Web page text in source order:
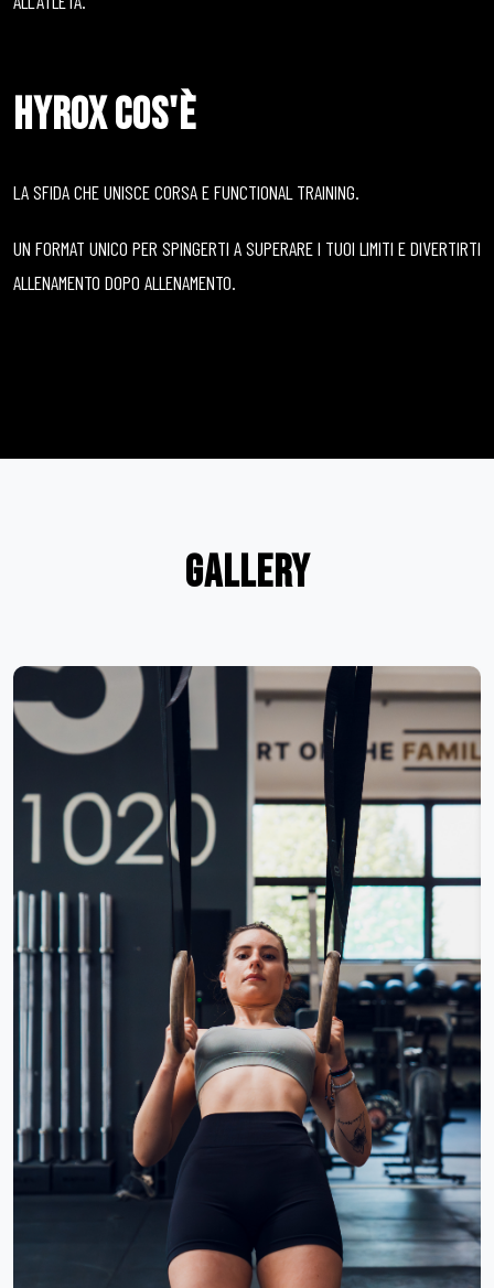
HYROX COS'È
LA SFIDA CHE UNISCE CORSA E FUNCTIONAL TRAINING.
UN FORMAT UNICO PER SPINGERTI A SUPERARE I TUOI LIMITI E DIVERTIRTI
ALLENAMENTO DOPO ALLENAMENTO.
GALLERY